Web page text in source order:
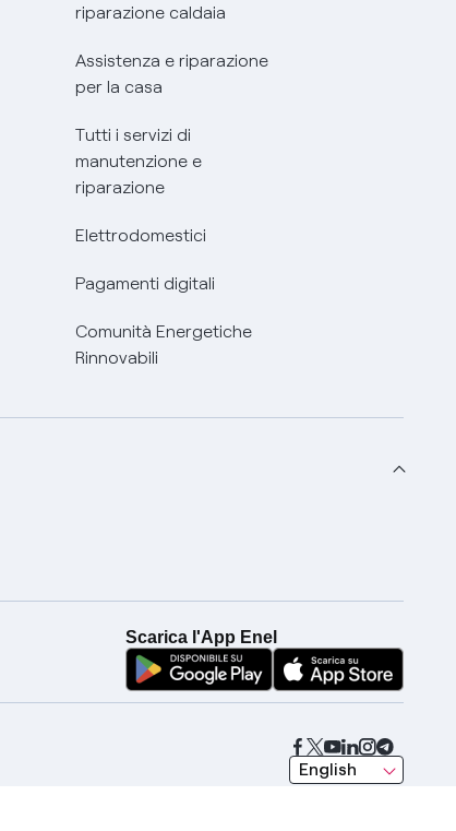
riparazione caldaia
Assistenza e riparazione
per la casa
Tutti i servizi di
manutenzione e
riparazione
Elettrodomestici
Pagamenti digitali
Comunità Energetiche
Rinnovabili
Scarica l'App Enel
English
seleziona una